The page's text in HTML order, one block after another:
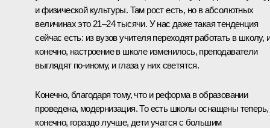
и физической культуры. Там рост есть, но в абсолютных
величинах это 21–24 тысячи. У нас даже такая тенденция
сейчас есть: из вузов учителя переходят работать в школу,
конечно, настроение в школе изменилось, преподаватели
выглядят по‑иному, и глаза у них светятся.
Конечно, благодаря тому, что и реформа в образовании
проведена, модернизация. То есть школы оснащены теперь,
конечно, гораздо лучше, дети учатся с большим